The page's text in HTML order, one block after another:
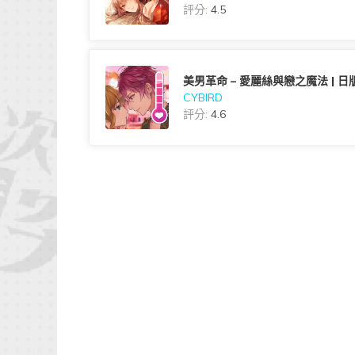
評分: 4.5
美男革命 – 愛麗絲與戀之魔法 | 日
CYBIRD
評分: 4.6